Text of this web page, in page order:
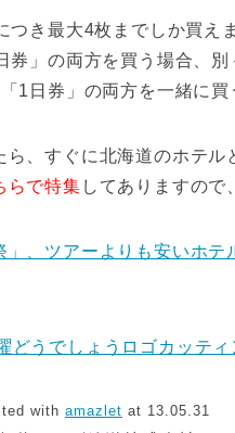
き最大4枚までしか買え
券」の両方を買う場合、
1日券」の両方を一緒に買
、すぐに北海道のホテル
らで特集 してありますので
」、ツアーよりも安いホ
どうでしょうロゴカッティ
with amazlet at 13.05.31